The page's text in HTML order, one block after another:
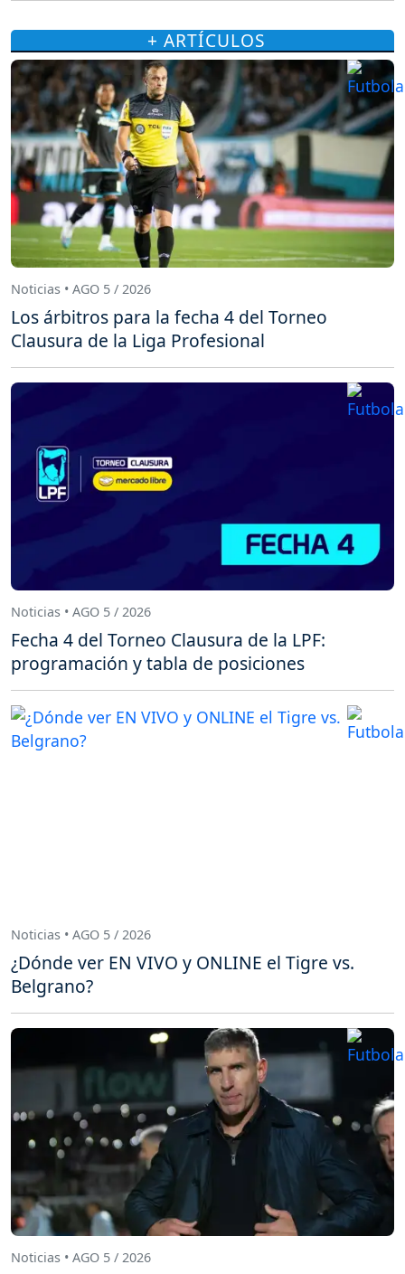
+ ARTÍCULOS
Noticias • AGO 5 / 2026
Los árbitros para la fecha 4 del Torneo
Clausura de la Liga Profesional
Noticias • AGO 5 / 2026
Fecha 4 del Torneo Clausura de la LPF:
programación y tabla de posiciones
Noticias • AGO 5 / 2026
¿Dónde ver EN VIVO y ONLINE el Tigre vs.
Belgrano?
Noticias • AGO 5 / 2026